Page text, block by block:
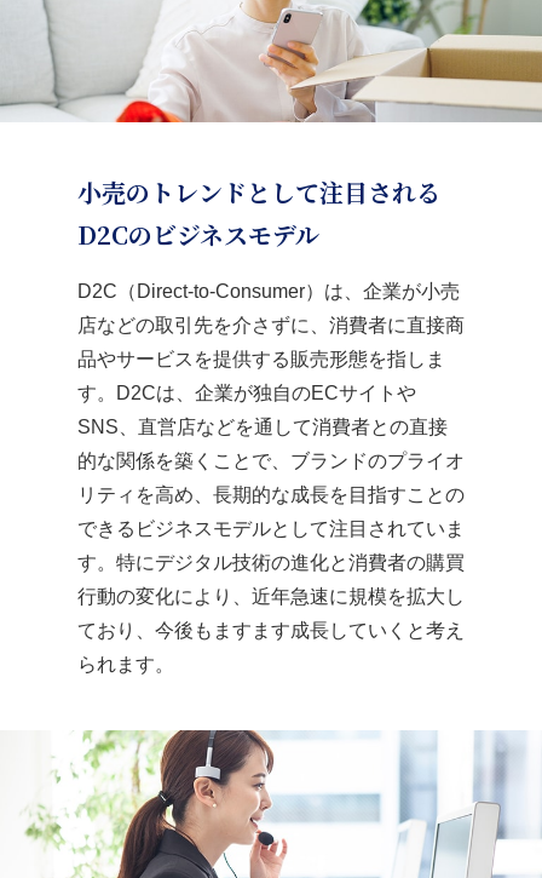
小売のトレンドとして注目される
D2Cのビジネスモデル
D2C（Direct-to-Consumer）は、企業が小売
店などの取引先を介さずに、消費者に直接商
品やサービスを提供する販売形態を指しま
す。D2Cは、企業が独自のECサイトや
SNS、直営店などを通して消費者との直接
的な関係を築くことで、ブランドのプライオ
リティを高め、長期的な成長を目指すことの
できるビジネスモデルとして注目されていま
す。特にデジタル技術の進化と消費者の購買
行動の変化により、近年急速に規模を拡大し
ており、今後もますます成長していくと考え
られます。